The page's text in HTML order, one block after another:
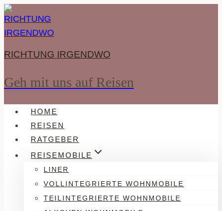
Zum
Inhalt
springen
RICHTUNG IRGENDWO
Geh mit uns auf Reisen
HOME
REISEN
RATGEBER
REISEMOBILE
LINER
VOLLINTEGRIERTE WOHNMOBILE
TEILINTEGRIERTE WOHNMOBILE